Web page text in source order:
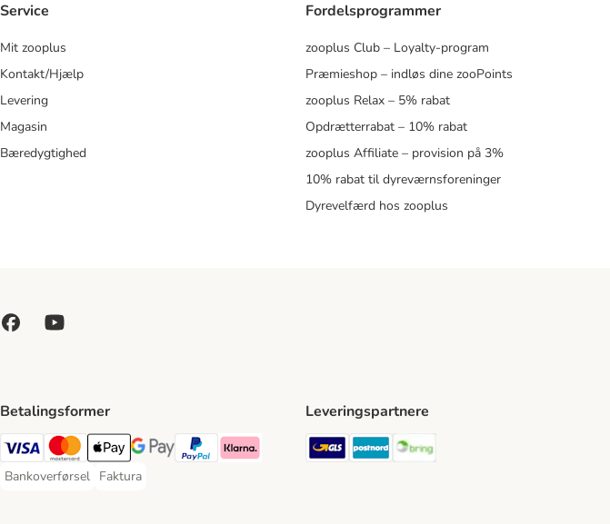
Service
Mit zooplus
Kontakt/Hjælp
Levering
Magasin
Bæredygtighed
Fordelsprogrammer
zooplus Club – Loyalty-program
Præmieshop – indløs dine zooPoints
zooplus Relax – 5% rabat
Opdrætterrabat – 10% rabat
zooplus Affiliate – provision på 3%
10% rabat til dyreværnsforeninger
Dyrevelfærd hos zooplus
Betalingsformer
VISA Payment Method
Mastercard Payment Method
Apply pay Payment Method
Google Pay Payment Method
paypal Payment Method
Klarna Payment Method
Bankoverførsel
Bankoverførsel Payment Method
Faktura
Faktura Payment Method
Leveringspartnere
GLS Shipping Method
Postnord Shipping Method